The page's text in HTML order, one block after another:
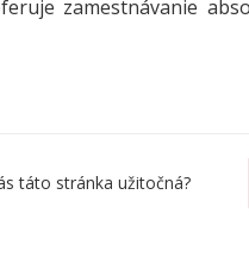
zamestnávanie
táto stránka užitočná?